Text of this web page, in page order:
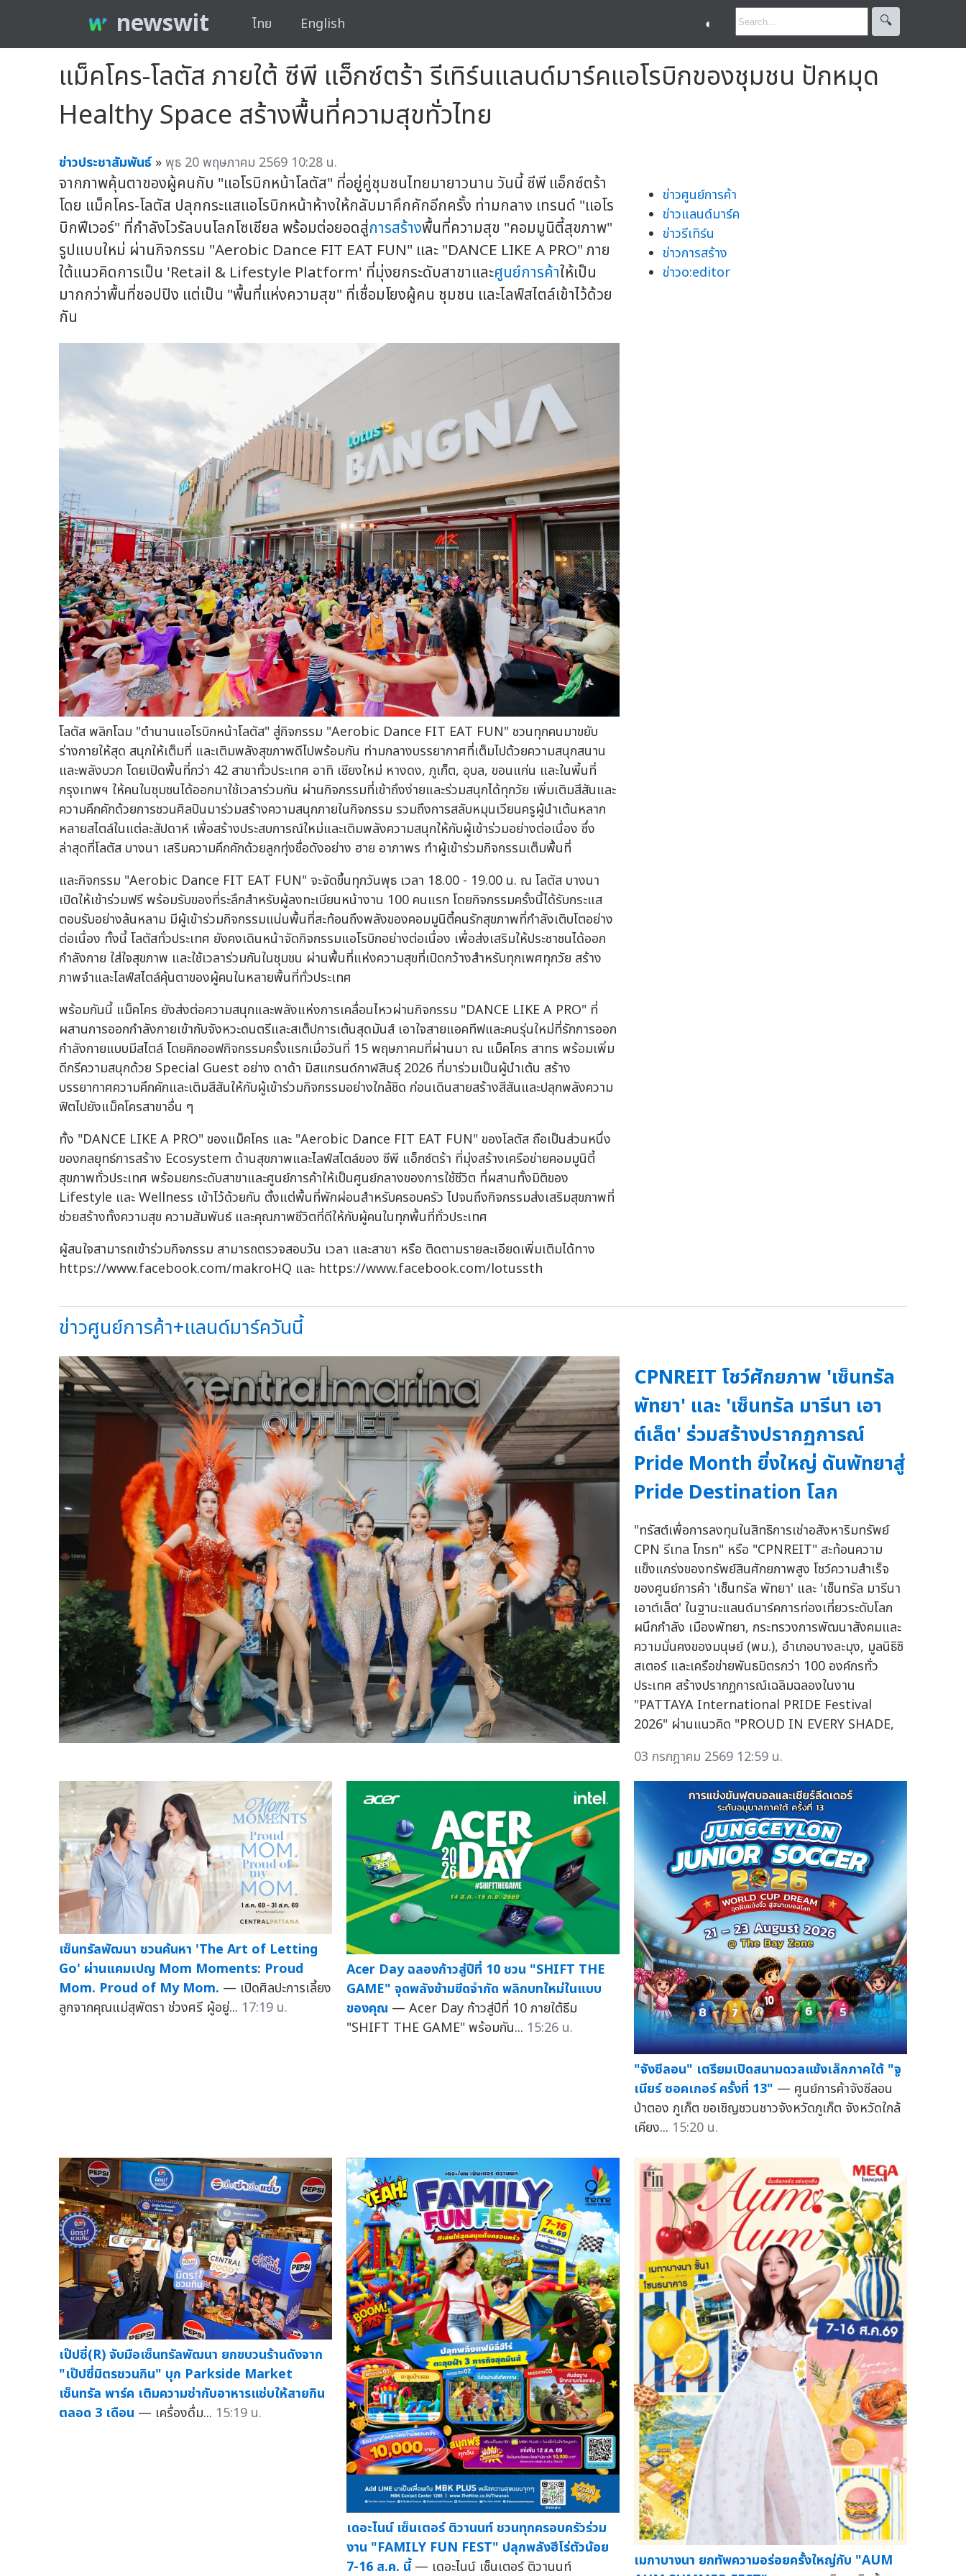
newswit ไทย English ◐ 🔍︎
แม็คโคร-โลตัส ภายใต้ ซีพี แอ็กซ์ตร้า รีเทิร์นแลนด์มาร์คแอโรบิกของชุมชน ปักหมุด
Healthy Space สร้างพื้นที่ความสุขทั่วไทย
ข่าวประชาสัมพันธ์ »พุธ 20 พฤษภาคม 2569 10:28 น.
จากภาพคุ้นตาของผู้คนกับ "แอโรบิกหน้าโลตัส" ที่อยู่คู่ชุมชนไทยมายาวนาน วันนี้ ซีพี แอ็กซ์ตร้า
โดย แม็คโคร-โลตัส ปลุกกระแสแอโรบิกหน้าห้างให้กลับมาคึกคักอีกครั้ง ท่ามกลาง เทรนด์ "แอโร
บิกฟีเวอร์" ที่กำลังไวรัลบนโลกโซเชียล พร้อมต่อยอดสู่การสร้างพื้นที่ความสุข "คอมมูนิตี้สุขภาพ"
รูปแบบใหม่ ผ่านกิจกรรม "Aerobic Dance FIT EAT FUN" และ "DANCE LIKE A PRO" ภาย
ใต้แนวคิดการเป็น 'Retail & Lifestyle Platform' ที่มุ่งยกระดับสาขาและศูนย์การค้าให้เป็น
มากกว่าพื้นที่ชอปปิง แต่เป็น "พื้นที่แห่งความสุข" ที่เชื่อมโยงผู้คน ชุมชน และไลฟ์สไตล์เข้าไว้ด้วย
กัน
โลตัส พลิกโฉม "ตำนานแอโรบิกหน้าโลตัส" สู่กิจกรรม "Aerobic Dance FIT EAT FUN" ชวนทุกคนมาขยับ
ร่างกายให้สุด สนุกให้เต็มที่ และเติมพลังสุขภาพดีไปพร้อมกัน ท่ามกลางบรรยากาศที่เต็มไปด้วยความสนุกสนาน
และพลังบวก โดยเปิดพื้นที่กว่า 42 สาขาทั่วประเทศ อาทิ เชียงใหม่ หางดง, ภูเก็ต, อุบล, ขอนแก่น และในพี้นที่
กรุงเทพฯ ให้คนในชุมชนได้ออกมาใช้เวลาร่วมกัน ผ่านกิจกรรมที่เข้าถึงง่ายและร่วมสนุกได้ทุกวัย เพิ่มเติมสีสันและ
ความคึกคักด้วยการชวนศิลปินมาร่วมสร้างความสนุกภายในกิจกรรม รวมถึงการสลับหมุนเวียนครูผู้นำเต้นหลาก
หลายสไตล์ในแต่ละสัปดาห์ เพื่อสร้างประสบการณ์ใหม่และเติมพลังความสนุกให้กับผู้เข้าร่วมอย่างต่อเนื่อง ซึ่ง
ล่าสุดที่โลตัส บางนา เสริมความคึกคักด้วยลูกทุ่งชื่อดังอย่าง ฮาย อาภาพร ทำผู้เข้าร่วมกิจกรรมเต็มพื้นที่
และกิจกรรม "Aerobic Dance FIT EAT FUN" จะจัดขึ้นทุกวันพุธ เวลา 18.00 - 19.00 น. ณ โลตัส บางนา
เปิดให้เข้าร่วมฟรี พร้อมรับของที่ระลึกสำหรับผู้ลงทะเบียนหน้างาน 100 คนแรก โดยกิจกรรมครั้งนี้ได้รับกระแส
ตอบรับอย่างล้นหลาม มีผู้เข้าร่วมกิจกรรมแน่นพื้นที่สะท้อนถึงพลังของคอมมูนิตี้คนรักสุขภาพที่กำลังเติบโตอย่าง
ต่อเนื่อง ทั้งนี้ โลตัสทั่วประเทศ ยังคงเดินหน้าจัดกิจกรรมแอโรบิกอย่างต่อเนื่อง เพื่อส่งเสริมให้ประชาชนได้ออก
กำลังกาย ใส่ใจสุขภาพ และใช้เวลาร่วมกันในชุมชน ผ่านพื้นที่แห่งความสุขที่เปิดกว้างสำหรับทุกเพศทุกวัย สร้าง
ภาพจำและไลฟ์สไตล์คุ้นตาของผู้คนในหลายพื้นที่ทั่วประเทศ
พร้อมกันนี้ แม็คโคร ยังส่งต่อความสนุกและพลังแห่งการเคลื่อนไหวผ่านกิจกรรม "DANCE LIKE A PRO" ที่
ผสานการออกกำลังกายเข้ากับจังหวะดนตรีและสเต็ปการเต้นสุดมันส์ เอาใจสายแอคทีฟและคนรุ่นใหม่ที่รักการออก
กำลังกายแบบมีสไตล์ โดยคิกออฟกิจกรรมครั้งแรกเมื่อวันที่ 15 พฤษภาคมที่ผ่านมา ณ แม็คโคร สาทร พร้อมเพิ่ม
ดีกรีความสนุกด้วย Special Guest อย่าง ดาด้า มิสแกรนด์กาฬสินธุ์ 2026 ที่มาร่วมเป็นผู้นำเต้น สร้าง
บรรยากาศความคึกคักและเติมสีสันให้กับผู้เข้าร่วมกิจกรรมอย่างใกล้ชิด ก่อนเดินสายสร้างสีสันและปลุกพลังความ
ฟิตไปยังแม็คโครสาขาอื่น ๆ
ทั้ง "DANCE LIKE A PRO" ของแม็คโคร และ "Aerobic Dance FIT EAT FUN" ของโลตัส ถือเป็นส่วนหนึ่ง
ของกลยุทธ์การสร้าง Ecosystem ด้านสุขภาพและไลฟ์สไตล์ของ ซีพี แอ็กซ์ตร้า ที่มุ่งสร้างเครือข่ายคอมมูนิตี้
สุขภาพทั่วประเทศ พร้อมยกระดับสาขาและศูนย์การค้าให้เป็นศูนย์กลางของการใช้ชีวิต ที่ผสานทั้งมิติของ
Lifestyle และ Wellness เข้าไว้ด้วยกัน ตั้งแต่พื้นที่พักผ่อนสำหรับครอบครัว ไปจนถึงกิจกรรมส่งเสริมสุขภาพที่
ช่วยสร้างทั้งความสุข ความสัมพันธ์ และคุณภาพชีวิตที่ดีให้กับผู้คนในทุกพื้นที่ทั่วประเทศ
ผู้สนใจสามารถเข้าร่วมกิจกรรม สามารถตรวจสอบวัน เวลา และสาขา หรือ ติดตามรายละเอียดเพิ่มเติมได้ทาง
https://www.facebook.com/makroHQ และ https://www.facebook.com/lotussth
ข่าวศูนย์การค้า
ข่าวแลนด์มาร์ค
ข่าวรีเทิร์น
ข่าวการสร้าง
ข่าวo:editor
ข่าวศูนย์การค้า+แลนด์มาร์ควันนี้
CPNREIT โชว์ศักยภาพ 'เซ็นทรัล
พัทยา' และ 'เซ็นทรัล มารีนา เอา
ต์เล็ต' ร่วมสร้างปรากฏการณ์
Pride Month ยิ่งใหญ่ ดันพัทยาสู่
Pride Destination โลก
"ทรัสต์เพื่อการลงทุนในสิทธิการเช่าอสังหาริมทรัพย์
CPN รีเทล โกรท" หรือ "CPNREIT" สะท้อนความ
แข็งแกร่งของทรัพย์สินศักยภาพสูง โชว์ความสำเร็จ
ของศูนย์การค้า 'เซ็นทรัล พัทยา' และ 'เซ็นทรัล มารีนา
เอาต์เล็ต' ในฐานะแลนด์มาร์คการท่องเที่ยวระดับโลก
ผนึกกำลัง เมืองพัทยา, กระทรวงการพัฒนาสังคมและ
ความมั่นคงของมนุษย์ (พม.), อำเภอบางละมุง, มูลนิธิซิ
สเตอร์ และเครือข่ายพันธมิตรกว่า 100 องค์กรทั่ว
ประเทศ สร้างปรากฏการณ์เฉลิมฉลองในงาน
"PATTAYA International PRIDE Festival
2026" ผ่านแนวคิด "PROUD IN EVERY SHADE,
03 กรกฎาคม 2569 12:59 น.
เซ็นทรัลพัฒนา ชวนค้นหา 'The Art of Letting
Go' ผ่านแคมเปญ Mom Moments: Proud
Mom. Proud of My Mom. — เปิดศิลปะการเลี้ยง
ลูกจากคุณแม่สุพัตรา ช่วงศรี ผู้อยู่... 17:19 น.
Acer Day ฉลองก้าวสู่ปีที่ 10 ชวน "SHIFT THE
GAME" จุดพลังข้ามขีดจำกัด พลิกบทใหม่ในแบบ
ของคุณ — Acer Day ก้าวสู่ปีที่ 10 ภายใต้ธีม
"SHIFT THE GAME" พร้อมกัน... 15:26 น.
"จังซีลอน" เตรียมเปิดสนามดวลแข้งเล็กภาคใต้ "จู
เนียร์ ซอคเกอร์ ครั้งที่ 13" — ศูนย์การค้าจังซีลอน
ป่าตอง ภูเก็ต ขอเชิญชวนชาวจังหวัดภูเก็ต จังหวัดใกล้
เคียง... 15:20 น.
เป๊ปซี่(R) จับมือเซ็นทรัลพัฒนา ยกขบวนร้านดังจาก
"เป๊ปซี่มิตรชวนกิน" บุก Parkside Market
เซ็นทรัล พาร์ค เติมความซ่ากับอาหารแซ่บให้สายกิน
ตลอด 3 เดือน — เครื่องดื่ม... 15:19 น.
เดอะไนน์ เซ็นเตอร์ ติวานนท์ ชวนทุกครอบครัวร่วม
งาน "FAMILY FUN FEST" ปลุกพลังฮีโร่ตัวน้อย
7-16 ส.ค. นี้ — เดอะไนน์ เซ็นเตอร์ ติวานนท์
เมกาบางนา ยกทัพความอร่อยครั้งใหญ่กับ "AUM